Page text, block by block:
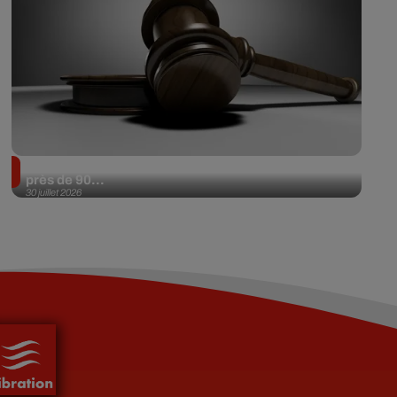
30 juillet 2026
près de 90...